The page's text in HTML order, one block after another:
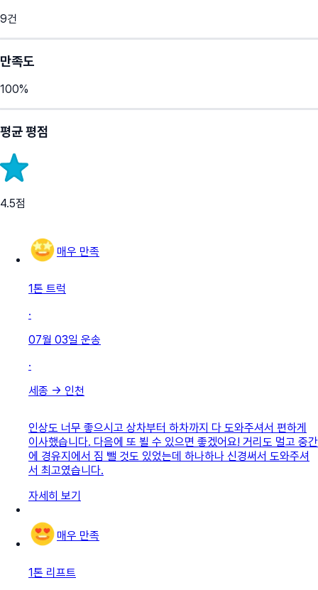
9건
만족도
100%
평균 평점
4.5점
매우 만족
1톤 트럭
·
07월 03일 운송
·
세종 → 인천
인상도 너무 좋으시고 상차부터 하차까지 다 도와주셔서 편하게
이사했습니다. 다음에 또 뵐 수 있으면 좋겠어요! 거리도 멀고 중간
에 경유지에서 짐 뺄 것도 있었는데 하나하나 신경써서 도와주셔
서 최고였습니다.
자세히 보기
매우 만족
1톤 리프트